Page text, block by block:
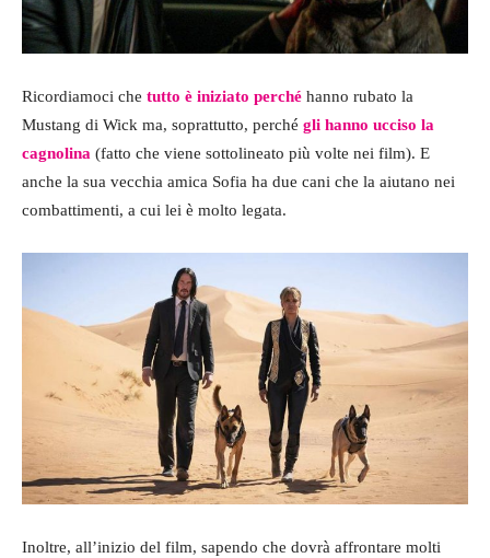
Ricordiamoci che tutto è iniziato perché hanno rubato la
Mustang di Wick ma, soprattutto, perché gli hanno ucciso la
cagnolina (fatto che viene sottolineato più volte nei film). E
anche la sua vecchia amica Sofia ha due cani che la aiutano nei
combattimenti, a cui lei è molto legata.
Inoltre, all’inizio del film, sapendo che dovrà affrontare molti